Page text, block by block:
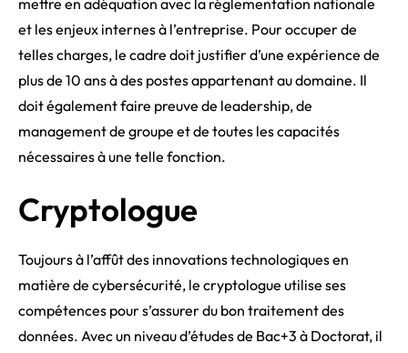
et les enjeux internes à l’entreprise. Pour occuper de
telles charges, le cadre doit justifier d’une expérience de
plus de 10 ans à des postes appartenant au domaine. Il
doit également faire preuve de leadership, de
management de groupe et de toutes les capacités
nécessaires à une telle fonction.
Cryptologue
Toujours à l’affût des innovations technologiques en
matière de cybersécurité, le cryptologue utilise ses
compétences pour s’assurer du bon traitement des
données. Avec un niveau d’études de Bac+3 à Doctorat, il